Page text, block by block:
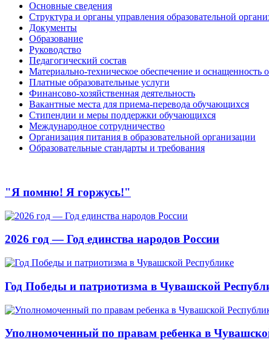
Основные сведения
Структура и органы управления образовательной
Документы
Образование
Руководство
Педагогический состав
Материально-техническое обеспечение и оснащенность
Платные образовательные услуги
Финансово-хозяйственная деятельность
Вакантные места для приема-перевода обучающихся
Стипендии и меры поддержки обучающихся
Международное сотрудничество
Организация питания в образовательной организации
Образовательные стандарты и требования
"Я помню! Я горжусь!"
2026 год — Год единства народов России
Год Победы и патриотизма в Чувашской
Уполномоченный по правам ребенка в